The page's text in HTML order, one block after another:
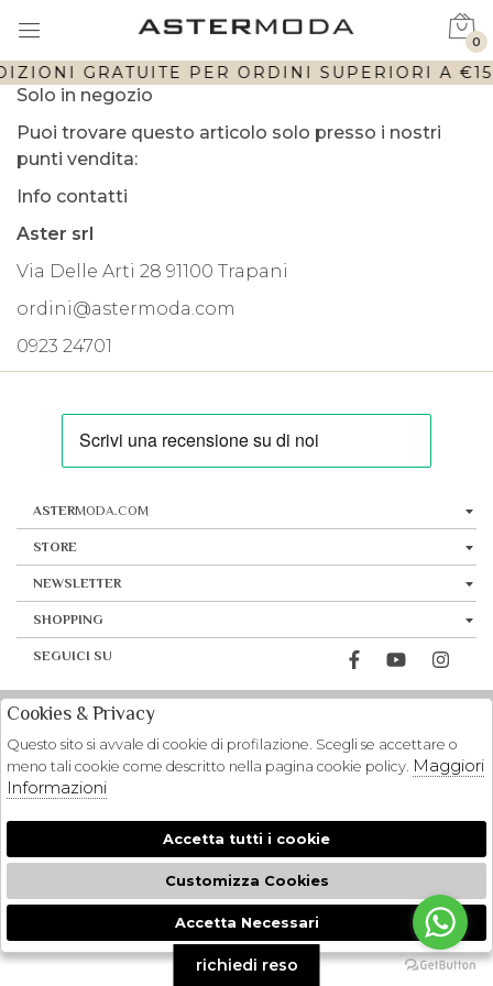
GRATUITE PER ORDINI SUPERIORI A
0
Solo in negozio
Puoi trovare questo articolo solo presso i nostri
punti vendita:
Info contatti
Aster srl
Via Delle Arti 28 91100 Trapani
ordini@astermoda.com
0923 24701
ASTERMODA.COM
STORE
NEWSLETTER
SHOPPING
SEGUICI SU
🍪
richiedi reso
Cookies & Privacy
Questo sito si avvale di cookie di profilazione. Scegli se accettare o
meno tali cookie come descritto nella pagina cookie policy. Maggiori
Informazioni
Accetta tutti i cookie
Customizza Cookies
Accetta Necessari